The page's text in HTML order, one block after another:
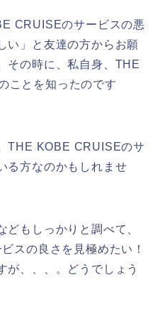
CRUISEのサービスの悪
い」と友達の方からお願
その時に、私自身、THE
ことを知ったのです
THE KOBE CRUISEのサ
る方なのかもしれませ
どもしっかりと調べて、
スの良さを見極めたい！
が、、、。どうでしょう